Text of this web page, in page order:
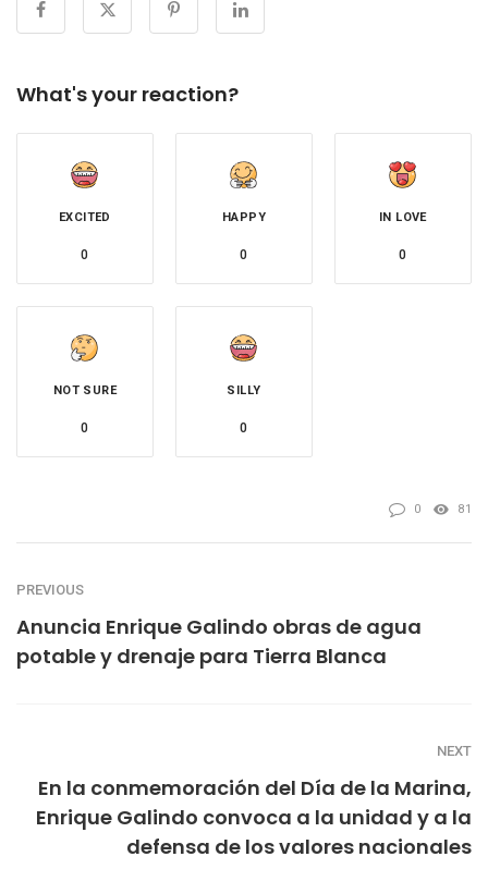
What's your reaction?
EXCITED
0
HAPPY
0
IN LOVE
0
NOT SURE
0
SILLY
0
0 81
PREVIOUS
Anuncia Enrique Galindo obras de agua
potable y drenaje para Tierra Blanca
NEXT
En la conmemoración del Día de la Marina,
Enrique Galindo convoca a la unidad y a la
defensa de los valores nacionales